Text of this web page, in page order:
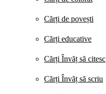
Cărți de povești
Cărți educative
Cărți Învăț să citesc
Cărți Învăț să scriu